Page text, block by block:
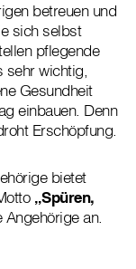
betreuen und
sich selbst
pflegende
wichtig,
Gesundheit
einbauen. Denn
Erschöpfung.
bietet
„Spüren,
an.